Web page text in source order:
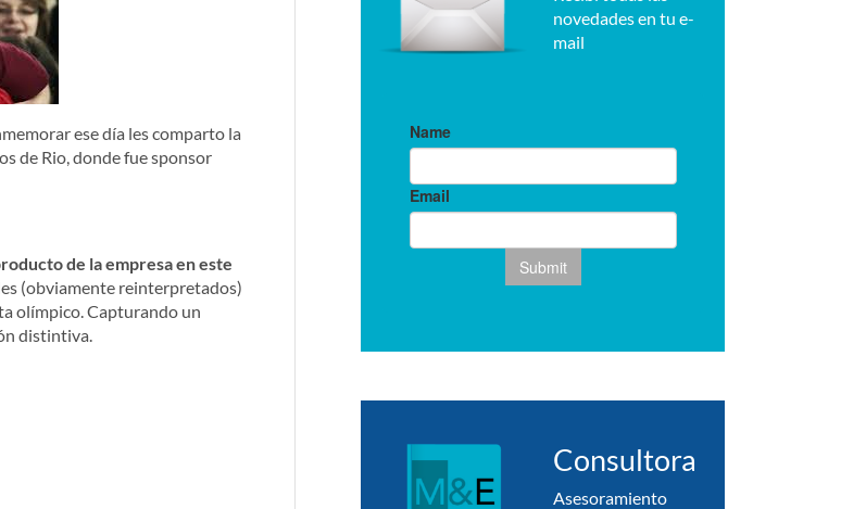
ese día les comparto la
de Rio, donde fue sponsor
de la empresa en este
(obviamente reinterpretados)
olímpico. Capturando un
distintiva.
novedades en tu e-
mail
Consultora
Asesoramiento